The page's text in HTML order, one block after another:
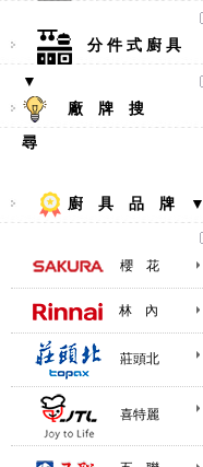
分 件 式 廚 具
▼
廠 牌 搜
尋
廚 具 品 牌 ▼
櫻 花
林 內
莊頭北
喜特麗